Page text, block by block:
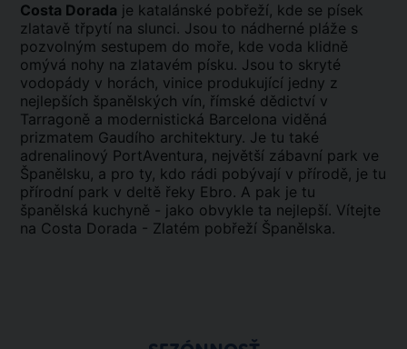
Costa Dorada je katalánské pobřeží, kde se písek
zlatavě třpytí na slunci. Jsou to nádherné pláže s
pozvolným sestupem do moře, kde voda klidně
omývá nohy na zlatavém písku. Jsou to skryté
vodopády v horách, vinice produkující jedny z
nejlepších španělských vín, římské dědictví v
Tarragoně a modernistická Barcelona viděná
prizmatem Gaudího architektury. Je tu také
adrenalinový PortAventura, největší zábavní park ve
Španělsku, a pro ty, kdo rádi pobývají v přírodě, je tu
přírodní park v deltě řeky Ebro. A pak je tu
španělská kuchyně - jako obvykle ta nejlepší. Vítejte
na Costa Dorada - Zlatém pobřeží Španělska.